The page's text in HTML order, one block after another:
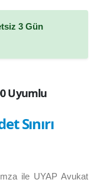
3 Gün
Uyumlu
Sınırı
ile UYAP Avukat